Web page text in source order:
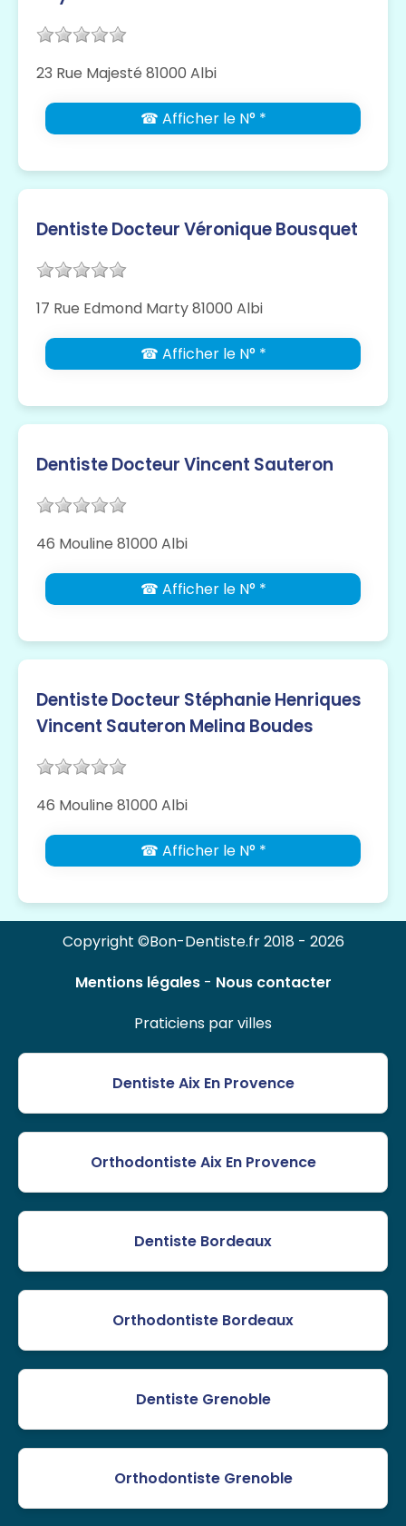
23 Rue Majesté 81000 Albi
☎ Afficher le N° *
Dentiste Docteur Véronique Bousquet
17 Rue Edmond Marty 81000 Albi
☎ Afficher le N° *
Dentiste Docteur Vincent Sauteron
46 Mouline 81000 Albi
☎ Afficher le N° *
Dentiste Docteur Stéphanie Henriques
Vincent Sauteron Melina Boudes
46 Mouline 81000 Albi
☎ Afficher le N° *
Copyright ©Bon-Dentiste.fr 2018 - 2026
Mentions légales- Nous contacter
Praticiens par villes
Dentiste Aix En Provence
Orthodontiste Aix En Provence
Dentiste Bordeaux
Orthodontiste Bordeaux
Dentiste Grenoble
Orthodontiste Grenoble